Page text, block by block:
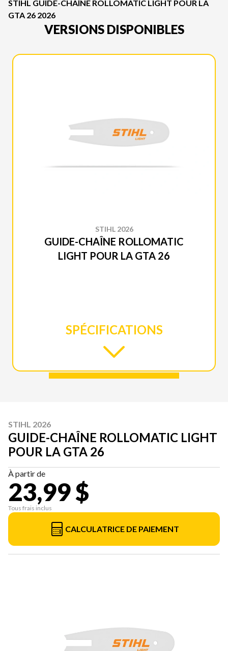
STIHL GUIDE-CHAÎNE ROLLOMATIC LIGHT POUR LA
GTA 26 2026
VERSIONS DISPONIBLES
STIHL 2026
GUIDE-CHAÎNE ROLLOMATIC
LIGHT POUR LA GTA 26
SPÉCIFICATIONS
STIHL 2026
GUIDE-CHAÎNE ROLLOMATIC LIGHT
POUR LA GTA 26
À partir de
23,99 $
Tous frais inclus
CALCULATRICE DE PAIEMENT